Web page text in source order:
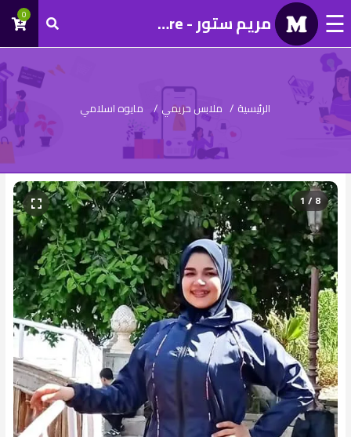
☰ مريم ستور - Mariam Store
تسجيل
دخول
0
الرئيسية / ملابس حريمي / مايوه اسلامي
1 / 8